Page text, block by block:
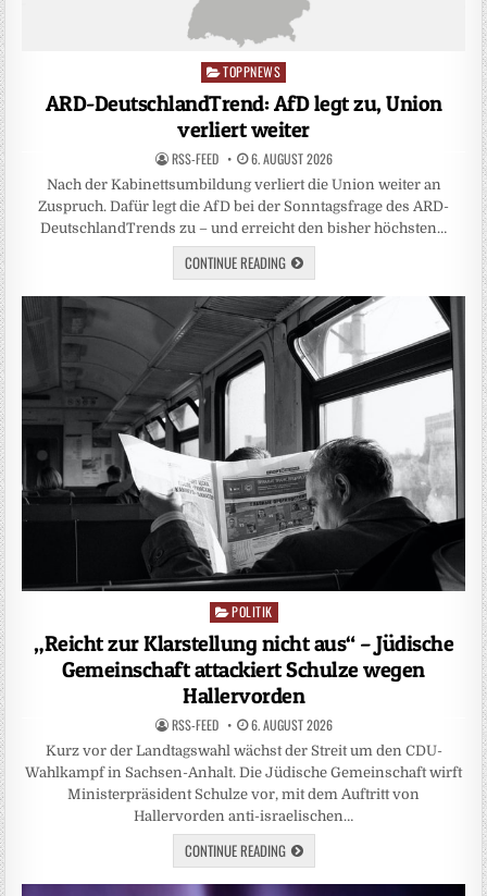
Posted
in
TOPPNEWS
ARD-DeutschlandTrend: AfD legt zu, Union
verliert weiter
RSS-FEED 6. AUGUST 2026
Nach der Kabinettsumbildung verliert die Union weiter an
Zuspruch. Dafür legt die AfD bei der Sonntagsfrage des ARD-
DeutschlandTrends zu – und erreicht den bisher höchsten…
CONTINUE READING
Posted
in
POLITIK
„Reicht zur Klarstellung nicht aus“ – Jüdische
Gemeinschaft attackiert Schulze wegen
Hallervorden
RSS-FEED 6. AUGUST 2026
Kurz vor der Landtagswahl wächst der Streit um den CDU-
Wahlkampf in Sachsen-Anhalt. Die Jüdische Gemeinschaft wirft
Ministerpräsident Schulze vor, mit dem Auftritt von
Hallervorden anti-israelischen…
CONTINUE READING